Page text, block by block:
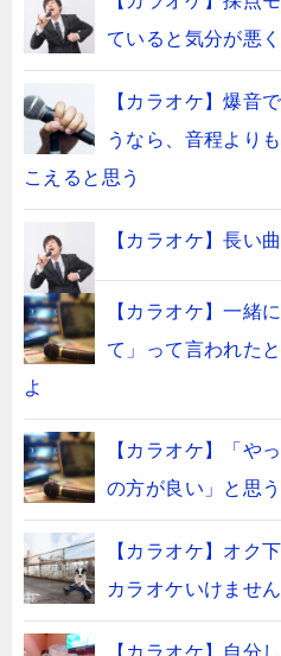
ていると気分が悪
【カラオケ】爆音
うなら、音程より
こえると思う
【カラオケ】長い
【カラオケ】一緒
て」って言われた
よ
【カラオケ】「や
の方が良い」と思
【カラオケ】オク
カラオケいけませ